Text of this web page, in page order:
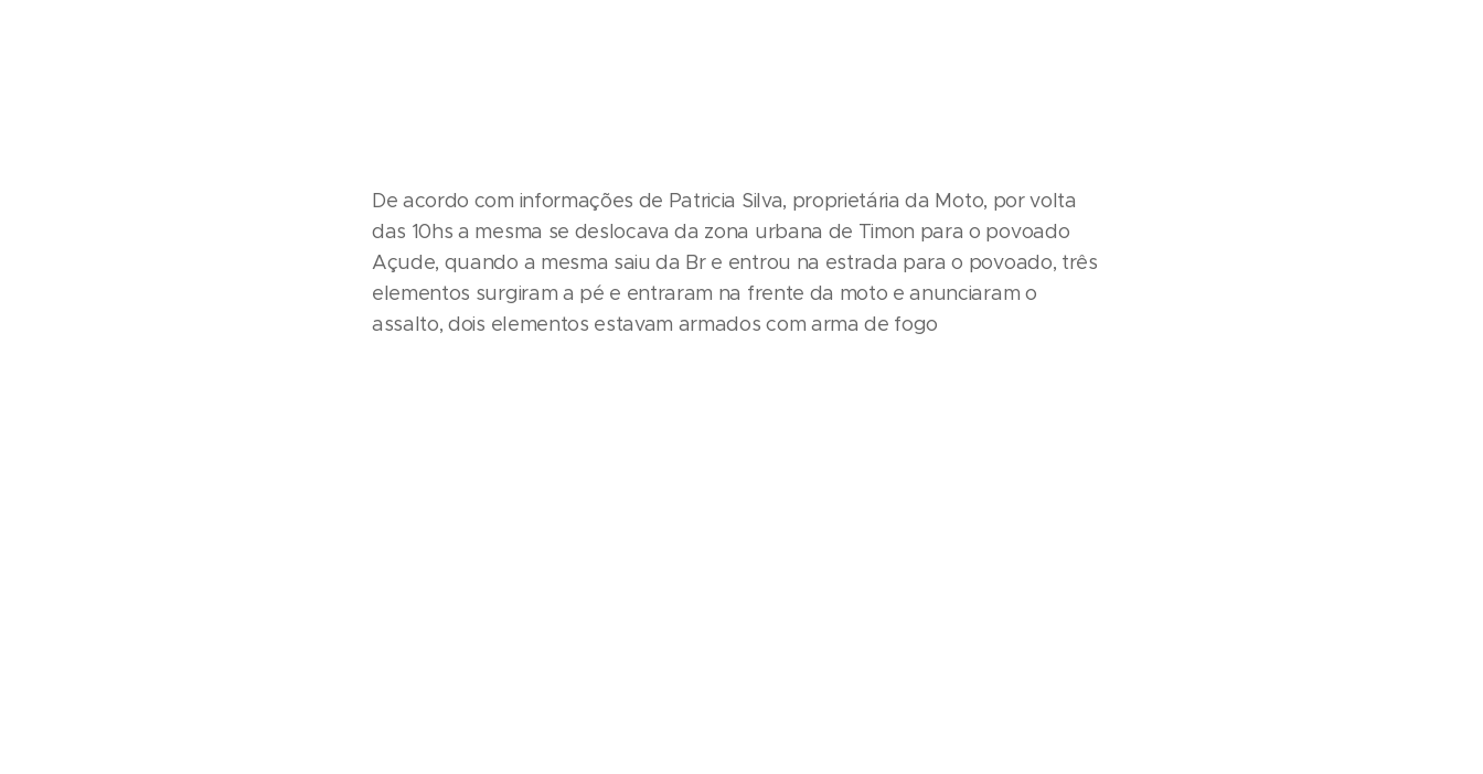
De acordo com informações de Patricia Silva, proprietária da Moto, por volta
das 10hs a mesma se deslocava da zona urbana de Timon para o povoado
Açude, quando a mesma saiu da Br e entrou na estrada para o povoado, três
elementos surgiram a pé e entraram na frente da moto e anunciaram o
assalto, dois elementos estavam armados com arma de fogo